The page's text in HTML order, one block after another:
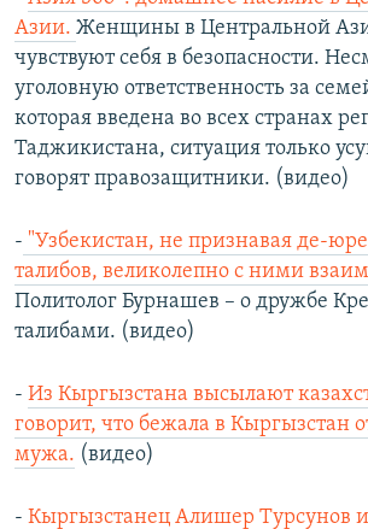
Азии. Женщины в Центральной
чувствуют себя в безопасности.
уголовную ответственность за
которая введена во всех странах
Таджикистана, ситуация только
говорят правозащитники. (видео)
- "Узбекистан, не признавая де-
талибов, великолепно с ними
Политолог Бурнашев – о дружбе
талибами. (видео)
- Из Кыргызстана высылают
говорит, что бежала в Кыргызстан
мужа. (видео)
- Кыргызстанец Алишер Турсунов